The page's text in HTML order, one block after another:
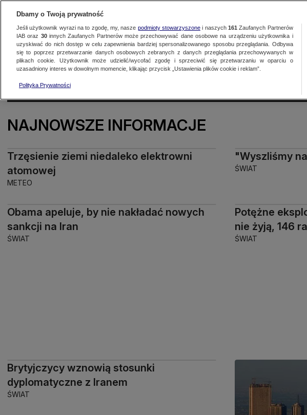
Oglądaj TVN24NajnowszeFaktyŚwiat PolskaRegionalne Więcej
KONFLIKT NA BLISKIM WSCHODZIE
NAJNOWSZE INFORMACJE
Trzęsienie ziemi niedaleko elektrowni
atomowej
METEO
"Wyszliśmy
ŚWIAT
Obama apeluje, by nie nakładać nowych
sankcji na Iran
ŚWIAT
Potężne
nie żyją, 146
ŚWIAT
Brytyjczycy wznowią stosunki
dyplomatyczne z Iranem
ŚWIAT
Dbamy o Twoją prywatność
Jeśli użytkownik wyrazi na to zgodę, my, nasze podmioty stowarzyszonei naszych 161 Zaufanych Partnerów
IAB oraz 30innych Zaufanych Partnerów może przechowywać dane osobowe na urządzeniu użytkownika i
uzyskiwać do nich dostęp w celu zapewnienia bardziej spersonalizowanego sposobu przeglądania. Odbywa
się to poprzez przetwarzanie danych osobowych zebranych z danych przeglądania przechowywanych w
plikach cookie. Użytkownik może udzielić/wycofać zgodę i sprzeciwić się przetwarzaniu w oparciu o
uzasadniony interes w dowolnym momencie, klikając przycisk „Ustawienia plików cookie i reklam”.
Polityka Prywatności